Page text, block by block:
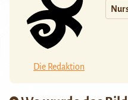
Die Redaktion